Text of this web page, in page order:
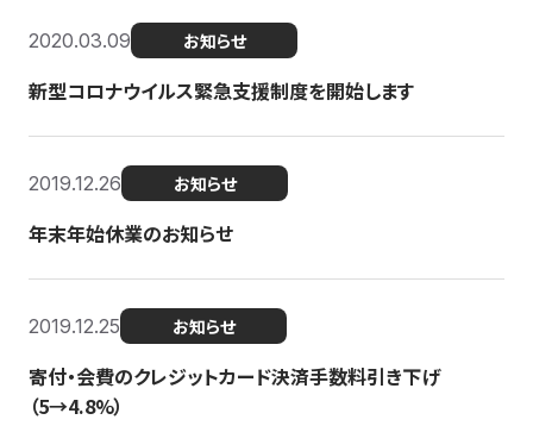
2020.03.09 お知らせ
新型コロナウイルス緊急支援制度を開始します
2019.12.26 お知らせ
年末年始休業のお知らせ
2019.12.25 お知らせ
寄付・会費のクレジットカード決済手数料引き下げ
（5→4.8%）